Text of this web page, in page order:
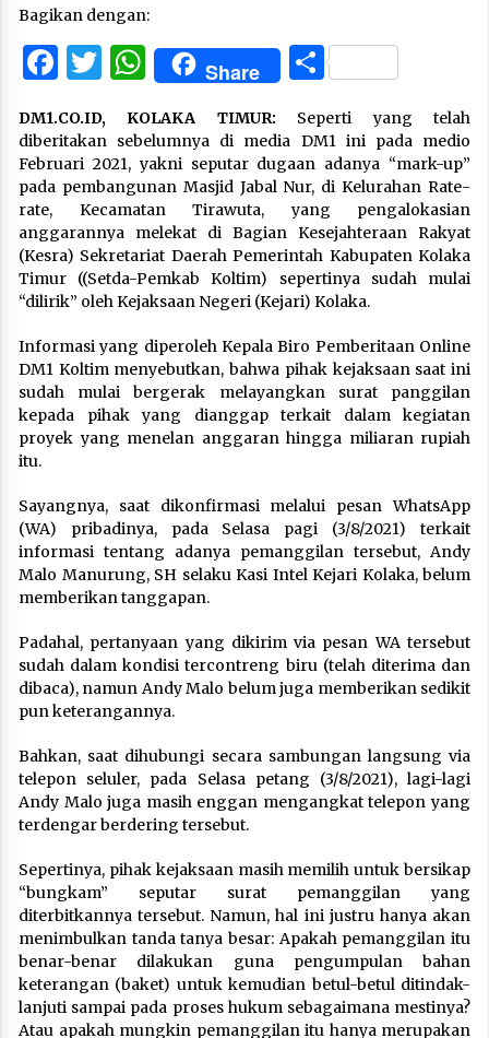
Bagikan dengan:
Facebook
Twitter
WhatsApp
Share Share
DM1.CO.ID, KOLAKA TIMUR: Seperti yang telah
diberitakan sebelumnya di media DM1 ini pada medio
Februari 2021, yakni seputar dugaan adanya “mark-up”
pada pembangunan Masjid Jabal Nur, di Kelurahan Rate-
rate, Kecamatan Tirawuta, yang pengalokasian
anggarannya melekat di Bagian Kesejahteraan Rakyat
(Kesra) Sekretariat Daerah Pemerintah Kabupaten Kolaka
Timur ((Setda-Pemkab Koltim) sepertinya sudah mulai
“dilirik” oleh Kejaksaan Negeri (Kejari) Kolaka.
Informasi yang diperoleh Kepala Biro Pemberitaan Online
DM1 Koltim menyebutkan, bahwa pihak kejaksaan saat ini
sudah mulai bergerak melayangkan surat panggilan
kepada pihak yang dianggap terkait dalam kegiatan
proyek yang menelan anggaran hingga miliaran rupiah
itu.
Sayangnya, saat dikonfirmasi melalui pesan WhatsApp
(WA) pribadinya, pada Selasa pagi (3/8/2021) terkait
informasi tentang adanya pemanggilan tersebut, Andy
Malo Manurung, SH selaku Kasi Intel Kejari Kolaka, belum
memberikan tanggapan.
Padahal, pertanyaan yang dikirim via pesan WA tersebut
sudah dalam kondisi tercontreng biru (telah diterima dan
dibaca), namun Andy Malo belum juga memberikan sedikit
pun keterangannya.
Bahkan, saat dihubungi secara sambungan langsung via
telepon seluler, pada Selasa petang (3/8/2021), lagi-lagi
Andy Malo juga masih enggan mengangkat telepon yang
terdengar berdering tersebut.
Sepertinya, pihak kejaksaan masih memilih untuk bersikap
“bungkam” seputar surat pemanggilan yang
diterbitkannya tersebut. Namun, hal ini justru hanya akan
menimbulkan tanda tanya besar: Apakah pemanggilan itu
benar-benar dilakukan guna pengumpulan bahan
keterangan (baket) untuk kemudian betul-betul ditindak-
lanjuti sampai pada proses hukum sebagaimana mestinya?
Atau apakah mungkin pemanggilan itu hanya merupakan